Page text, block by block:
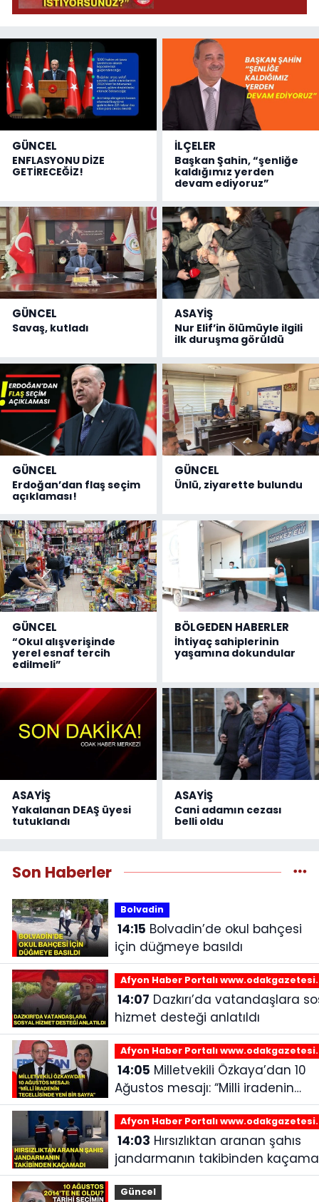
GÜNCEL
ENFLASYONU DİZE
GETİRECEĞİZ!
İLÇELER
Başkan Şahin, “şenliğe
kaldığımız yerden
devam ediyoruz”
GÜNCEL
Savaş, kutladı
ASAYİŞ
Nur Elif’in ölümüyle ilgili
ilk duruşma görüldü
GÜNCEL
Erdoğan’dan flaş seçim
açıklaması!
GÜNCEL
Ünlü, ziyarette bulundu
GÜNCEL
“Okul alışverişinde
yerel esnaf tercih
edilmeli”
BÖLGEDEN HABERLER
İhtiyaç sahiplerinin
yaşamına dokundular
ASAYİŞ
Yakalanan DEAŞ üyesi
tutuklandı
ASAYİŞ
Cani adamın cezası
belli oldu
Son Haberler
Bolvadin
14:15
için düğmeye basıldı
Afyon Haber Portalı
14:07
hizmet desteği anlatıldı
Afyon Haber Portalı
14:05
Ağustos mesajı: “Milli iradenin
tecellisinde yeni bir sayfa”
Afyon Haber Portalı
14:03
jandarmanın takibinden
Güncel